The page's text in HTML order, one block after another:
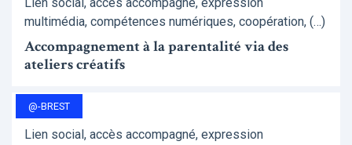
Lien social, accès accompagné, expression
multimédia, compétences numériques, coopération, (…)
Accompagnement à la parentalité via des
ateliers créatifs
@-BREST
Lien social, accès accompagné, expression